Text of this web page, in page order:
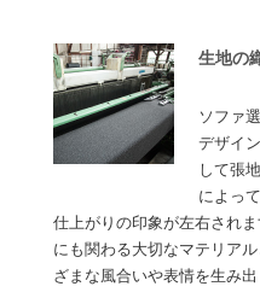
生地の
ソファ
デザイ
して張
によっ
仕上がりの印象が左右され
にも関わる大切なマテリア
ざまな風合いや表情を生み